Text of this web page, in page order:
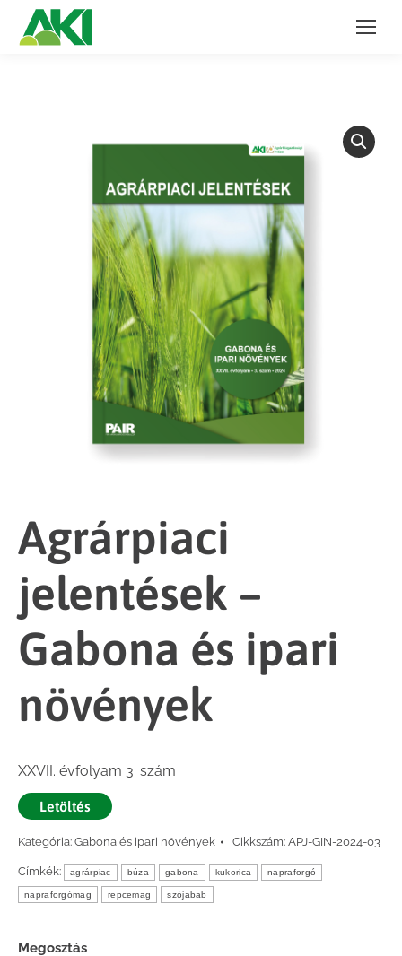
Agrárpiaci
jelentések –
Gabona és ipari
növények
XXVII. évfolyam 3. szám
Letöltés
Kategória: Gabona és ipari növények Cikkszám: APJ-GIN-2024-03
Címkék: agrárpiac búza gabona kukorica napraforgó
napraforgómag repcemag szójabab
Megosztás